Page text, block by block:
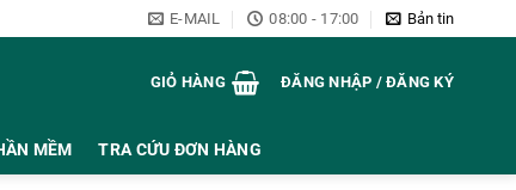
E-MAIL 08:00 - 17:00 Bản tin
GIỎ HÀNG ĐĂNG NHẬP / ĐĂNG KÝ
MỀM TRA CỨU ĐƠN HÀNG